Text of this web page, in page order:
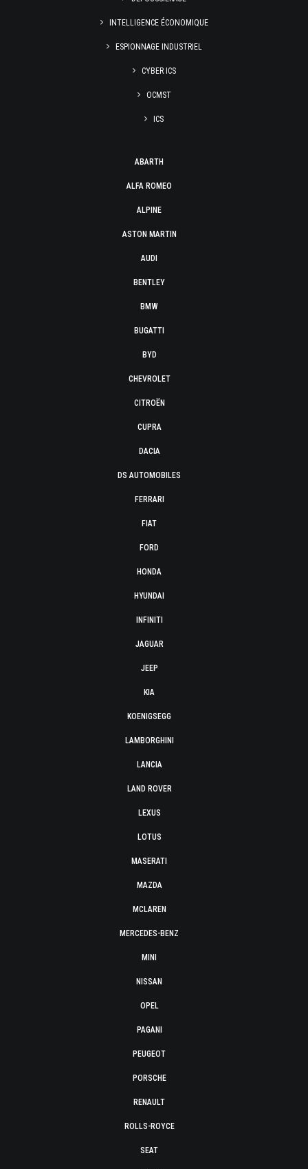
INTELLIGENCE ÉCONOMIQUE
ESPIONNAGE INDUSTRIEL
CYBER ICS
OCMST
ICS
ABARTH
ALFA ROMEO
ALPINE
ASTON MARTIN
AUDI
BENTLEY
BMW
BUGATTI
BYD
CHEVROLET
CITROËN
CUPRA
DACIA
DS AUTOMOBILES
FERRARI
FIAT
FORD
HONDA
HYUNDAI
INFINITI
JAGUAR
JEEP
KIA
KOENIGSEGG
LAMBORGHINI
LANCIA
LAND ROVER
LEXUS
LOTUS
MASERATI
MAZDA
MCLAREN
MERCEDES-BENZ
MINI
NISSAN
OPEL
PAGANI
PEUGEOT
PORSCHE
RENAULT
ROLLS-ROYCE
SEAT